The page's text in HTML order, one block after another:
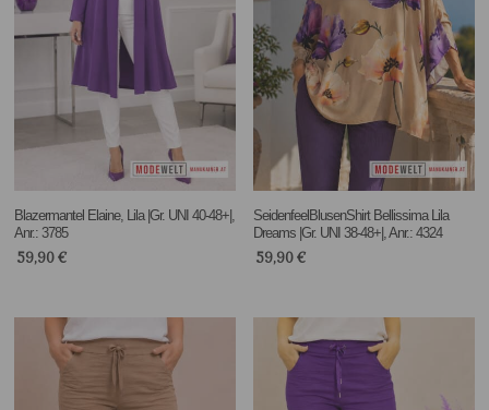
Blazermantel Elaine, Lila |Gr. UNI 40-48+|,
Anr.: 3785
59,90€
SeidenfeelBlusenShirt Bellissima Lila
Dreams |Gr. UNI 38-48+|, Anr.: 4324
59,90€